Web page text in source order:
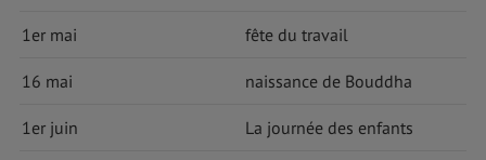
1er mai fête du travail
16 mai naissance de Bouddha
1er juin La journée des enfants